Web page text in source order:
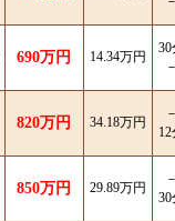
690万円 14.34万円
30
820万円 34.18万円
12
850万円 29.89万円
30